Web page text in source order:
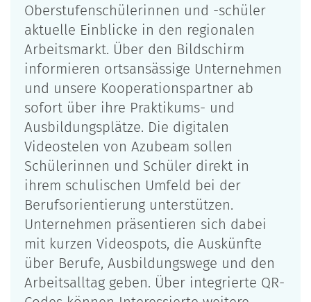
Oberstufenschülerinnen und -schüler
aktuelle Einblicke in den regionalen
Arbeitsmarkt. Über den Bildschirm
informieren ortsansässige Unternehmen
und unsere Kooperationspartner ab
sofort über ihre Praktikums- und
Ausbildungsplätze. Die digitalen
Videostelen von Azubeam sollen
Schülerinnen und Schüler direkt in
ihrem schulischen Umfeld bei der
Berufsorientierung unterstützen.
Unternehmen präsentieren sich dabei
mit kurzen Videospots, die Auskünfte
über Berufe, Ausbildungswege und den
Arbeitsalltag geben. Über integrierte QR-